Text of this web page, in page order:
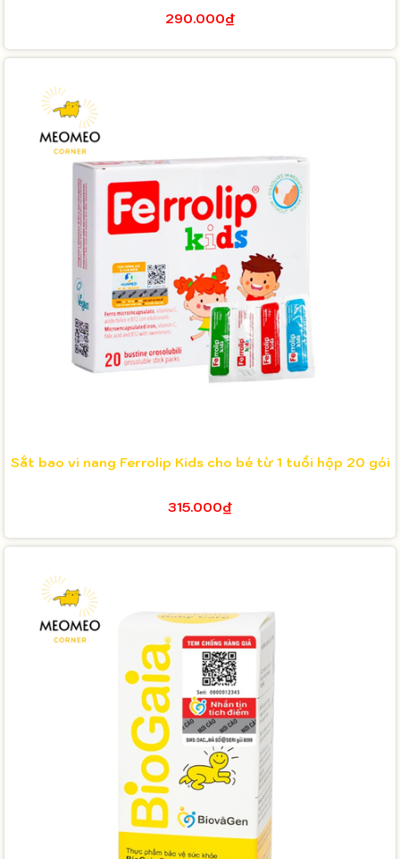
290.000₫
Sắt bao vi nang Ferrolip Kids cho bé từ 1 tuổi hộp 20 gói
315.000₫